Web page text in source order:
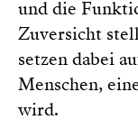
und die
Zuversicht
setzen dabei
Menschen,
wird.